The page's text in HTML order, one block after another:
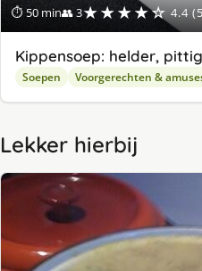
⏱ 50 min👥 3★★★★☆ 4.4
Kippensoep: helder,
Soepen Voorgerechten &
Lekker hierbij